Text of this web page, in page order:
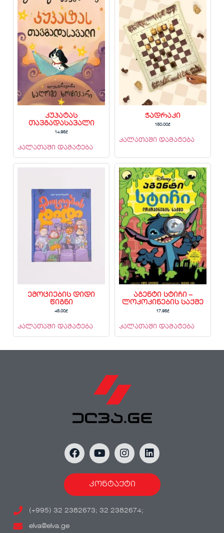
კუპატას
თავგადასავალი
14.95₾
კალათაში დამატება
ჭადრაკი
150.00₾
კალათაში დამატება
ემოციების დიდი
წიგნი
45.00₾
კალათაში დამატება
აგენტი სტიჩი –
ლოკოკინების საქმე
17.95₾
კალათაში დამატება
კონტაქტი
(+995) 32 2382673; 32 2382674;
elva@elva.ge